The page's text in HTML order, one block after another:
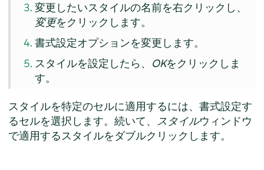
変更したいスタイルの名前を右クリックし、
変更をクリックします。
書式設定オプションを変更します。
スタイルを設定したら、 OKをクリックしま
す。
スタイルを特定のセルに適用するには、書式設定す
るセルを選択します。続いて、 スタイルウィンドウ
で適用するスタイルをダブルクリックします。